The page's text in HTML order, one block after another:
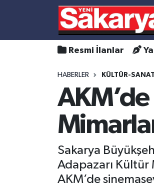
Resmi İlanlar
HABERLER KÜLTÜR-SANAT
Sakarya
Adapazarı Kültür
AKM’de